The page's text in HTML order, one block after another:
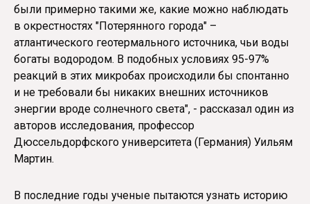
были примерно такими же, какие можно наблюдать
в окрестностях "Потерянного города" –
атлантического геотермального источника, чьи воды
богаты водородом. В подобных условиях 95-97%
реакций в этих микробах происходили бы спонтанно
и не требовали бы никаких внешних источников
энергии вроде солнечного света", - рассказал один из
авторов исследования, профессор
Дюссельдорфского университета (Германия) Уильям
Мартин.
В последние годы ученые пытаются узнать историю